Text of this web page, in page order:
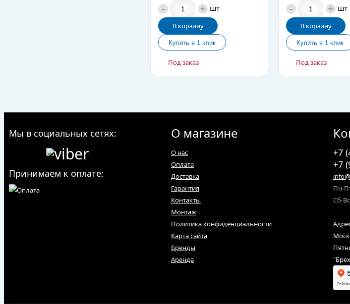
- + шт
В корзину
Под заказ
- + шт
В корзину
Под заказ
Мы в социальных сетях:
Принимаем к оплате:
О магазине
О нас
Оплата
Доставка
Гарантия
Контакты
Монтаж
Политика конфиденциальности
Карта сайта
Бренды
Аренда
+7
+7
Пн-
Сб-